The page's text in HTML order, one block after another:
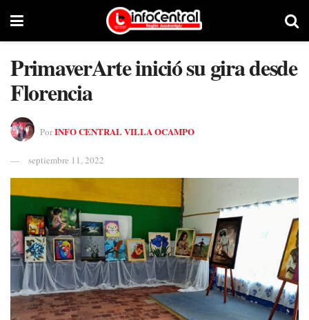
PrimaverArte inició su gira desde
Florencia
PorINFO CENTRAL VILLA OCAMPO
septiembre 11, 2022